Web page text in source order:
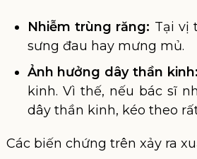
Nhiễm trùng răng: Tại vị
sưng đau hay mưng mủ.
Ảnh hưởng dây thần kinh:
kinh. Vì thế, nếu bác sĩ
dây thần kinh, kéo theo
Các biến chứng trên xảy ra